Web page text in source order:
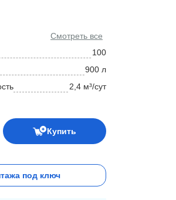
Смотреть все
100
900 л
2,4 м³/сут
Купить
под ключ